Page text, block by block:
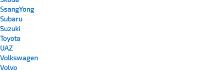
SsangYong
Subaru
Suzuki
Toyota
UAZ
Volkswagen
Volvo